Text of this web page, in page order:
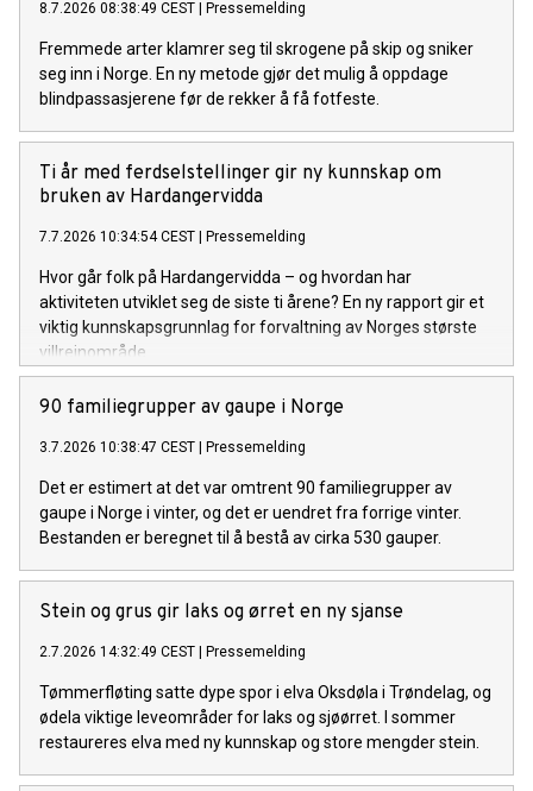
8.7.2026 08:38:49 CEST Pressemelding
Fremmede arter klamrer seg til skrogene på skip og sniker
seg inn i Norge. En ny metode gjør det mulig å oppdage
blindpassasjerene før de rekker å få fotfeste.
Ti år med ferdselstellinger gir ny kunnskap om
bruken av Hardangervidda
7.7.2026 10:34:54 CEST Pressemelding
Hvor går folk på Hardangervidda – og hvordan har
aktiviteten utviklet seg de siste ti årene? En ny rapport gir et
viktig kunnskapsgrunnlag for forvaltning av Norges største
villreinområde.
90 familiegrupper av gaupe i Norge
3.7.2026 10:38:47 CEST Pressemelding
Det er estimert at det var omtrent 90 familiegrupper av
gaupe i Norge i vinter, og det er uendret fra forrige vinter.
Bestanden er beregnet til å bestå av cirka 530 gauper.
Stein og grus gir laks og ørret en ny sjanse
2.7.2026 14:32:49 CEST Pressemelding
Tømmerfløting satte dype spor i elva Oksdøla i Trøndelag, og
ødela viktige leveområder for laks og sjøørret. I sommer
restaureres elva med ny kunnskap og store mengder stein.